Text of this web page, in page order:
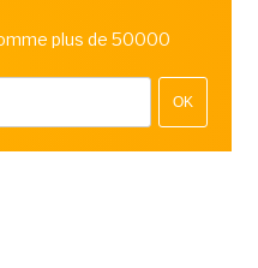
plus de 50000
OK